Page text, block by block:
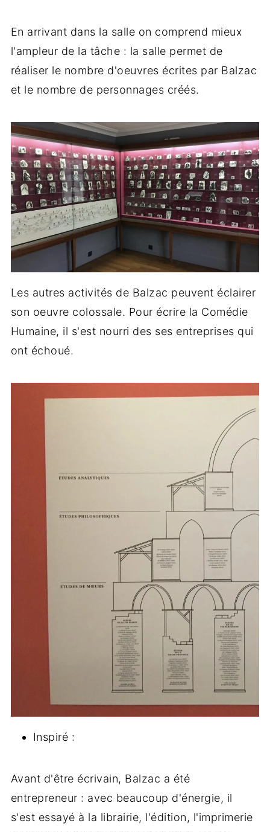
En arrivant dans la salle on comprend mieux
l'ampleur de la tâche : la salle permet de
réaliser le nombre d'oeuvres écrites par Balzac
et le nombre de personnages créés.
Les autres activités de Balzac peuvent éclairer
son oeuvre colossale. Pour écrire la Comédie
Humaine, il s'est nourri des ses entreprises qui
ont échoué.
Inspiré :
Avant d'être écrivain, Balzac a été
entrepreneur : avec beaucoup d'énergie, il
s'est essayé à la librairie, l'édition, l'imprimerie